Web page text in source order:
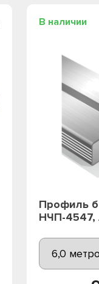
В наличии
Профиль
НЧП-